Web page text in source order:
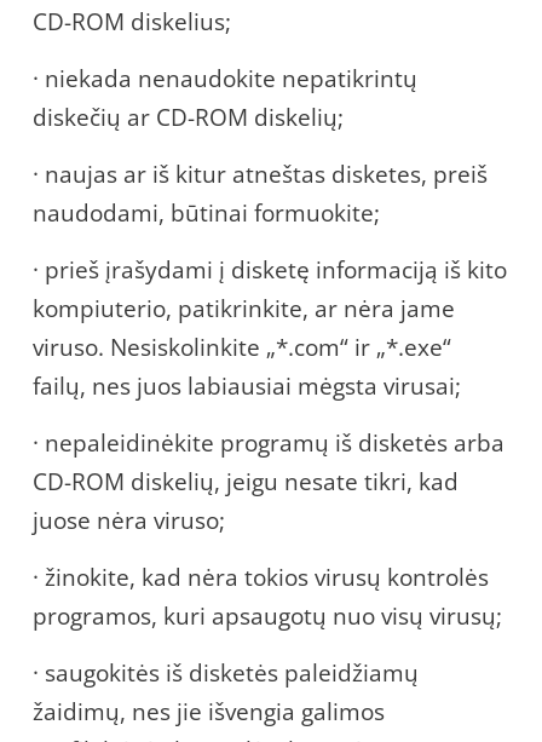
CD-ROM diskelius;
· niekada nenaudokite nepatikrintų
diskečių ar CD-ROM diskelių;
· naujas ar iš kitur atneštas disketes, preiš
naudodami, būtinai formuokite;
· prieš įrašydami į disketę informaciją iš kito
kompiuterio, patikrinkite, ar nėra jame
viruso. Nesiskolinkite „*.com“ ir „*.exe“
failų, nes juos labiausiai mėgsta virusai;
· nepaleidinėkite programų iš disketės arba
CD-ROM diskelių, jeigu nesate tikri, kad
juose nėra viruso;
· žinokite, kad nėra tokios virusų kontrolės
programos, kuri apsaugotų nuo visų virusų;
· saugokitės iš disketės paleidžiamų
žaidimų, nes jie išvengia galimos